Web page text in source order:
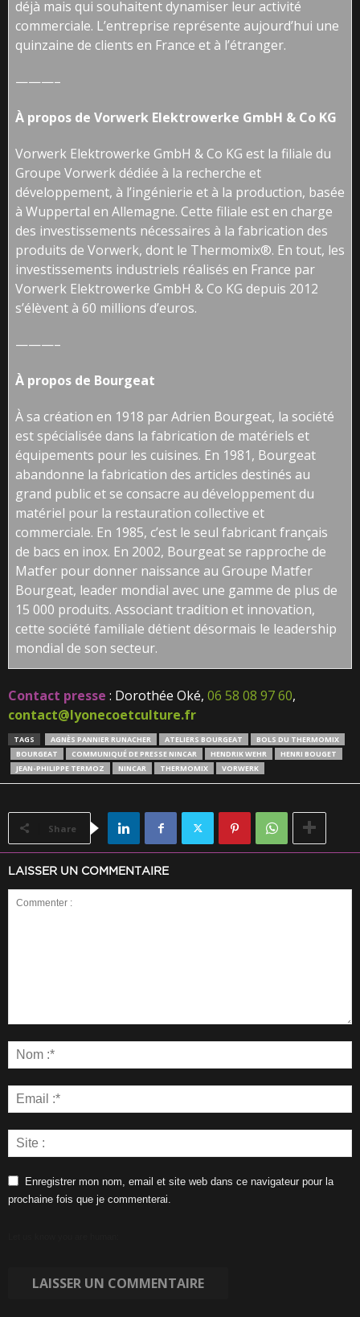
déjà mais qui souhaitent dynamiser leur activité
commerciale. L’entreprise représente aujourd’hui une
quinzaine de clients en France et à l’étranger.
———–
À propos de Vorwerk Elektrowerke GmbH & Co KG
Vorwerk Elektrowerke GmbH & Co KG est la filiale du
Groupe Vorwerk dédiée à la recherche et
développement, à l’ingénierie et à la production, basée
à Wuppertal en Allemagne. Cette filiale est en charge
des investissements nécessaires à la fabrication des
produits de Vorwerk, dont le Thermomix®. En tout, les
investissements industriels réalisés en France par
Vorwerk Elektrowerke GmbH & Co KG depuis 2012
s’élèvent à 60 millions d’euros.
———–
À propos de Bourgeat
À sa création en 1918 par Adrien Bourgeat, la société
est spécialisée dans la fabrication de matériels et
équipements pour les cuisines. En 1981, Bourgeat
abandonne la fabrication des articles destinés au
grand public et se consacre au développement du
matériel pour la restauration collective et
commerciale. En 1985, c’est le seul fabricant français
de bacs en inox. En 2002, Bourgeat se rapproche de
Matfer pour donner naissance au Groupe Matfer
Bourgeat, leader mondial avec une gamme de plus de
15 000 produits. Associant tradition et innovation,
cette société familiale détient désormais le leadership
mondial de son secteur.
Contact presse : Dorothée Oké, 06 58 08 97 60,
contact@lyonecoetculture.fr
TAGS AGNÈS PANNIER RUNACHER ATELIERS BOURGEAT
BOLS DU THERMOMIX
BOURGEAT
COMMUNIQUÉ DE PRESSE NINCAR HENDRIK WEHR
HENRI BOUGET
JEAN-PHILIPPE TERMOZ
NINCAR THERMOMIX VORWERK
Share
LAISSER UN COMMENTAIRE
Enregistrer mon nom, email et site web dans ce navigateur pour la
prochaine fois que je commenterai.